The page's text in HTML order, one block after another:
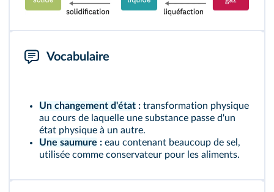
Vocabulaire
Un changement d'état : transformation physique
au cours de laquelle une substance passe d'un
état physique à un autre.
Une saumure : eau contenant beaucoup de sel,
utilisée comme conservateur pour les aliments.